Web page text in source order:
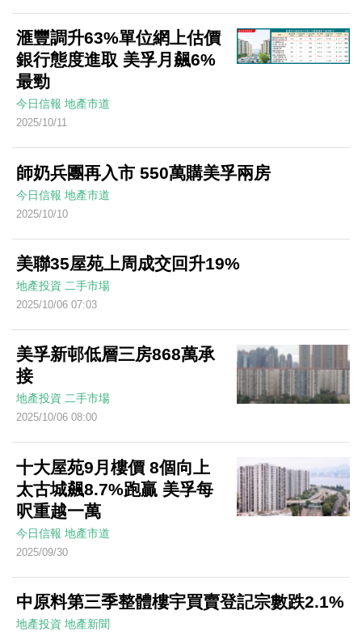
滙豐調升63%單位網上估價
銀行態度進取 美孚月飆6%
最勁
今日信報 地產市道
2025/10/11
師奶兵團再入市 550萬購美孚兩房
今日信報 地產市道
2025/10/10
美聯35屋苑上周成交回升19%
地產投資 二手市場
2025/10/06 07:03
美孚新邨低層三房868萬承
接
地產投資 二手市場
2025/10/06 08:00
十大屋苑9月樓價 8個向上
太古城飆8.7%跑贏 美孚每
呎重越一萬
今日信報 地產市道
2025/09/30
中原料第三季整體樓宇買賣登記宗數跌2.1%
地產投資 地產新聞